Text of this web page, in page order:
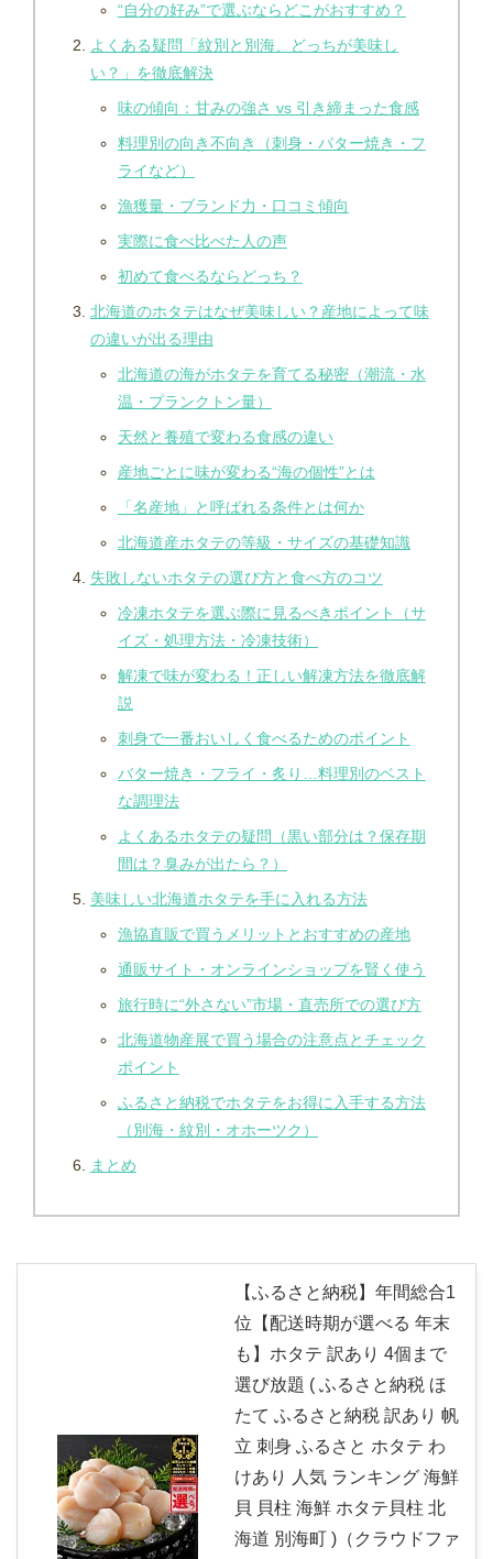
“自分の好み”で選ぶならどこがおすすめ？
よくある疑問「紋別と別海、どっちが美味し
い？」を徹底解決
味の傾向：甘みの強さ vs 引き締まった食感
料理別の向き不向き（刺身・バター焼き・フ
ライなど）
漁獲量・ブランド力・口コミ傾向
実際に食べ比べた人の声
初めて食べるならどっち？
北海道のホタテはなぜ美味しい？産地によって味
の違いが出る理由
北海道の海がホタテを育てる秘密（潮流・水
温・プランクトン量）
天然と養殖で変わる食感の違い
産地ごとに味が変わる“海の個性”とは
「名産地」と呼ばれる条件とは何か
北海道産ホタテの等級・サイズの基礎知識
失敗しないホタテの選び方と食べ方のコツ
冷凍ホタテを選ぶ際に見るべきポイント（サ
イズ・処理方法・冷凍技術）
解凍で味が変わる！正しい解凍方法を徹底解
説
刺身で一番おいしく食べるためのポイント
バター焼き・フライ・炙り…料理別のベスト
な調理法
よくあるホタテの疑問（黒い部分は？保存期
間は？臭みが出たら？）
美味しい北海道ホタテを手に入れる方法
漁協直販で買うメリットとおすすめの産地
通販サイト・オンラインショップを賢く使う
旅行時に“外さない”市場・直売所での選び方
北海道物産展で買う場合の注意点とチェック
ポイント
ふるさと納税でホタテをお得に入手する方法
（別海・紋別・オホーツク）
まとめ
【ふるさと納税】年間総合1
位【配送時期が選べる 年末
も】ホタテ 訳あり 4個まで
選び放題 ( ふるさと納税 ほ
たて ふるさと納税 訳あり 帆
立 刺身 ふるさと ホタテ わ
けあり 人気 ランキング 海鮮
貝 貝柱 海鮮 ホタテ貝柱 北
海道 別海町 )（クラウドファ